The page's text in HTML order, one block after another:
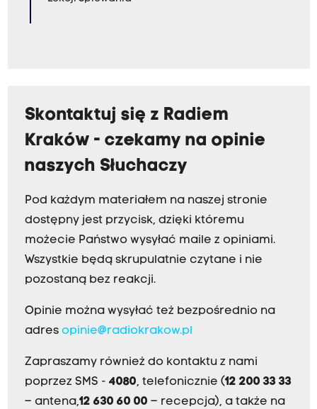
Skontaktuj się z Radiem
Kraków - czekamy na opinie
naszych Słuchaczy
Pod każdym materiałem na naszej stronie
dostępny jest przycisk, dzięki któremu
możecie Państwo wysyłać maile z opiniami.
Wszystkie będą skrupulatnie czytane i nie
pozostaną bez reakcji.
Opinie można wysyłać też bezpośrednio na
adres opinie@radiokrakow.pl
Zapraszamy również do kontaktu z nami
poprzez SMS - 4080, telefonicznie (12 200 33 33
– antena,12 630 60 00 – recepcja), a także na